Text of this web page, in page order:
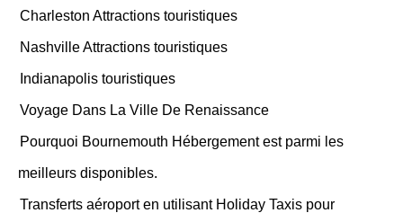
Charleston Attractions touristiques
Nashville Attractions touristiques
Indianapolis touristiques
Voyage Dans La Ville De Renaissance
Pourquoi Bournemouth Hébergement est parmi les
meilleurs disponibles.
Transferts aéroport en utilisant Holiday Taxis pour